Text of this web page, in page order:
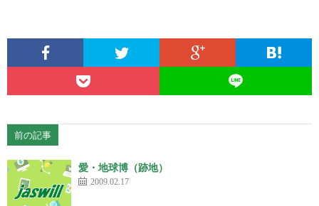
前の記事
愛・地球博（跡地）
2009.02.17